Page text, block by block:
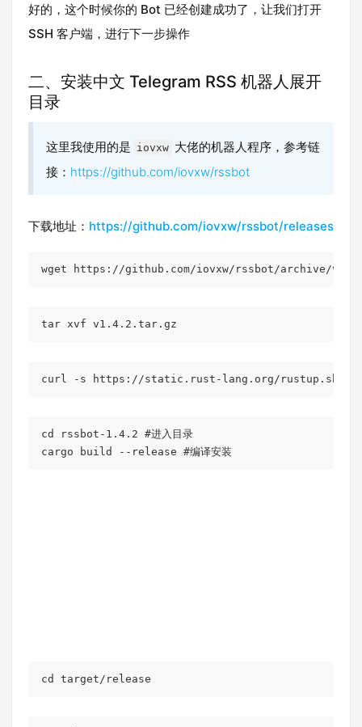
好的，这个时候你的 Bot 已经创建成功了，让我们打开
SSH 客户端，进行下一步操作
二、安装中文 Telegram RSS 机器人 展开
目录
这里我使用的是 iovxw 大佬的机器人程序，参考链
接： https://github.com/iovxw/rssbot
下载地址： https://github.com/iovxw/rssbot/releases
wget
tar xvf v1 .4 .2 .tar .gz
curl
cd rssbot-1.4.2 #进入目录
cargo build --release #编译安装
cd